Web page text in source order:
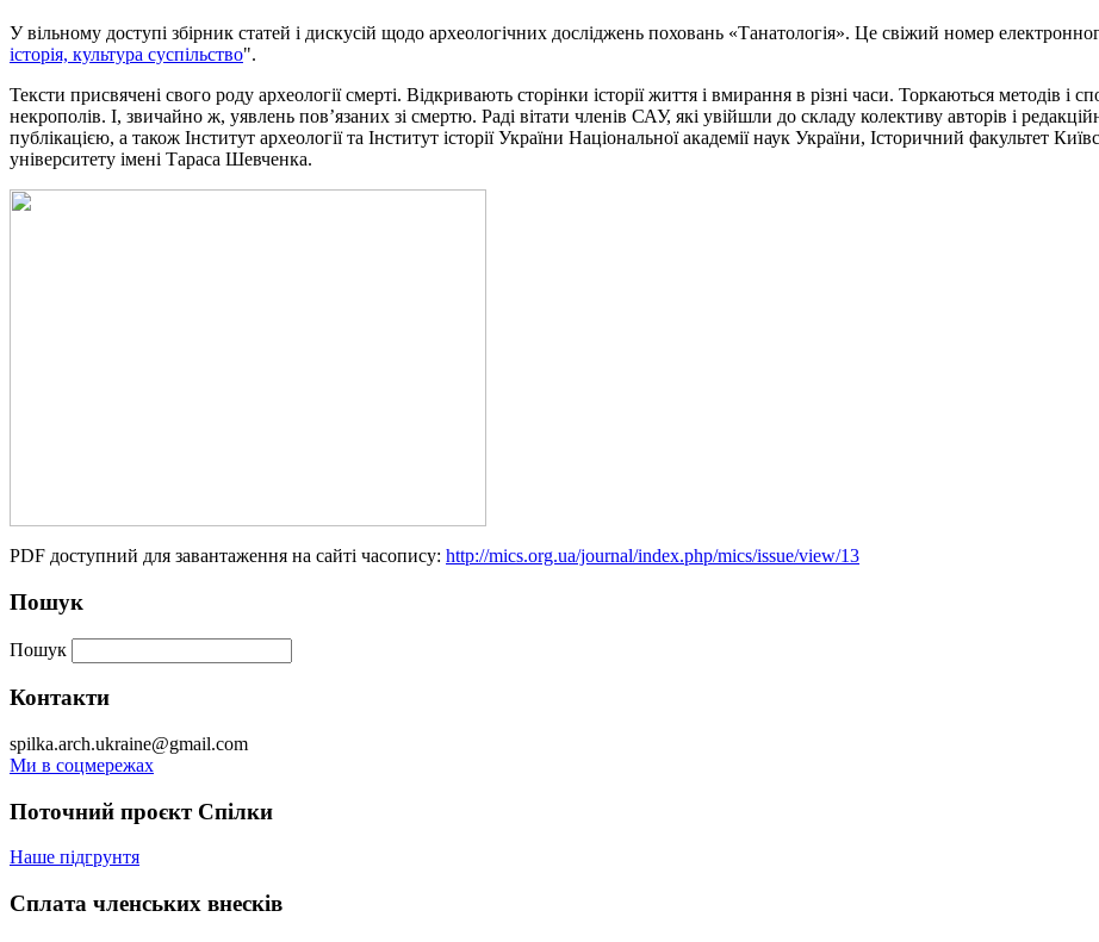
У вільному доступі збірник статей і дискусій щодо археологічних досліджень поховань «Танатологія». Це свіжий номер
історія, культура суспільство".
Тексти присвячені свого роду археології смерті. Відкривають сторінки історії життя і вмирання в різні часи. Торкаються методів і
некрополів. І, звичайно ж, уявлень пов’язаних зі смертю. Раді вітати членів САУ, які увійшли до складу колективу авторів і
публікацією, а також Інститут археології та Інститут історії України Національної академії наук України, Історичний факультет
університету імені Тараса Шевченка.
PDF доступний для завантаження на сайті часопису: http://mics.org.ua/journal/index.php/mics/issue/view/13
Пошук
Пошук
Контакти
spilka.arch.ukraine@gmail.com
Ми в соцмережах
Поточний проєкт Спілки
Наше підгрунтя
Сплата членських внесків